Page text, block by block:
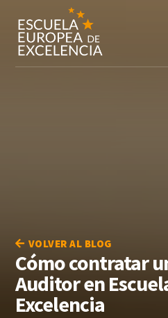
VOLVER AL BLOG
Cómo contratar
Auditor en
Excelencia